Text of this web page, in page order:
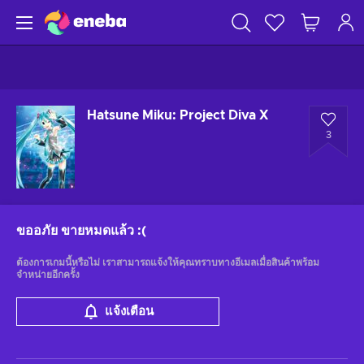
Hatsune Miku: Project Diva X
3
ขออภัย ขายหมดแล้ว :(
ต้องการเกมนี้หรือไม่ เราสามารถแจ้งให้คุณทราบทางอีเมลเมื่อสินค้าพร้อม
จำหน่ายอีกครั้ง
แจ้งเตือน